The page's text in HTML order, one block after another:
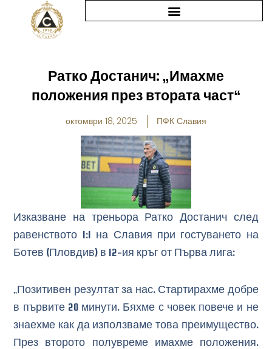
Ратко Достанич: „Имахме
положения през втората част“
октомври 18, 2025 ПФК Славия
Изказване на треньора Ратко Достанич след
равенството 1:1 на Славия при гостуването на
Ботев (Пловдив) в 12-ия кръг от Първа лига:
„Позитивен резултат за нас. Стартирахме добре
в първите 20 минути. Бяхме с човек повече и не
знаехме как да използваме това преимущество.
През второто полувреме имахме положения.